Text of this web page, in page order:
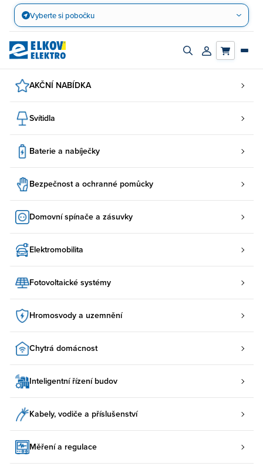
Přejít
obsah
Vyberte si pobočku
Zapnout/vypnout
Přihlásit/
AKČNÍ NABÍDKA
Svítidla
Baterie a nabíječky
Bezpečnost a ochranné pomůcky
Domovní spínače a zásuvky
Elektromobilita
Fotovoltaické systémy
Hromosvody a uzemnění
Chytrá domácnost
Inteligentní řízení budov
Kabely, vodiče a příslušenství
Měření a regulace